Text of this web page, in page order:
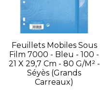
Feuillets Mobiles Sous
Film 7000 - Bleu - 100 -
21 X 29,7 Cm - 80 G/m² -
Séyès (grands
Carreaux)